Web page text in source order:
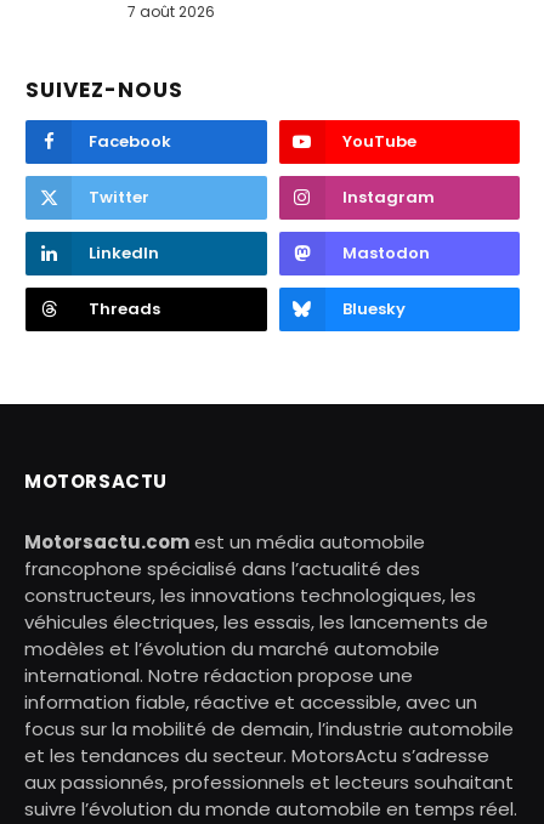
7 août 2026
SUIVEZ-NOUS
Facebook YouTube
Twitter Instagram
LinkedIn Mastodon
Threads Bluesky
MOTORSACTU
Motorsactu.comest un média automobile
francophone spécialisé dans l’actualité des
constructeurs, les innovations technologiques, les
véhicules électriques, les essais, les lancements de
modèles et l’évolution du marché automobile
international. Notre rédaction propose une
information fiable, réactive et accessible, avec un
focus sur la mobilité de demain, l’industrie automobile
et les tendances du secteur. MotorsActu s’adresse
aux passionnés, professionnels et lecteurs souhaitant
suivre l’évolution du monde automobile en temps réel.